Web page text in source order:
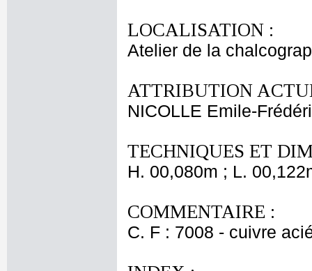
LOCALISATION :
Atelier de la
ATTRIBUTION
NICOLLE Emile-
TECHNIQUES ET
H. 00,080m ; L.
COMMENTAIRE :
C. F : 7008 - cuivre